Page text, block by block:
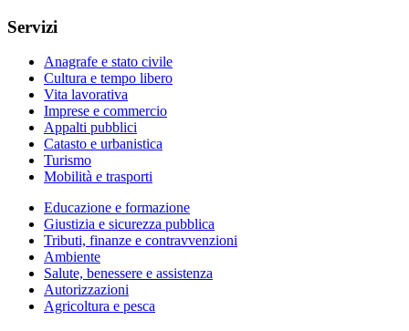
Servizi
Anagrafe e stato civile
Cultura e tempo libero
Vita lavorativa
Imprese e commercio
Appalti pubblici
Catasto e urbanistica
Turismo
Mobilità e trasporti
Educazione e formazione
Giustizia e sicurezza pubblica
Tributi, finanze e contravvenzioni
Ambiente
Salute, benessere e assistenza
Autorizzazioni
Agricoltura e pesca